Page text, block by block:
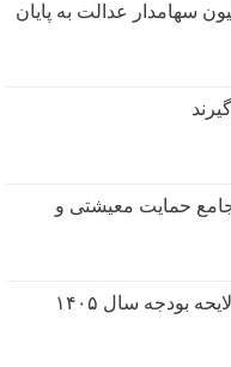
سود بیش از ۴۴ میلیون سهامدار عدالت به پایان
حمایت معیشتی و
کمیسیون تلفیق با کلیات لایحه بودجه سال ۱۴۰۵